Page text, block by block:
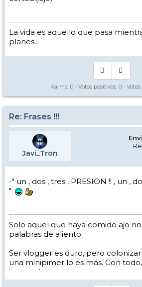
La vida es aquello que pasa
planes...
Karma: 0 - Votos positivos: 0 -
Re: Frases !!!
Javi_Tron
-" un , dos , tres , PRESION !! , un ,
"
Solo aquel que haya comido ajo
palabras de aliento
Ser vlogger es duro, pero
una minipimer lo es más. Con
intento hacer.
Yo hago esquí extremo : voy de